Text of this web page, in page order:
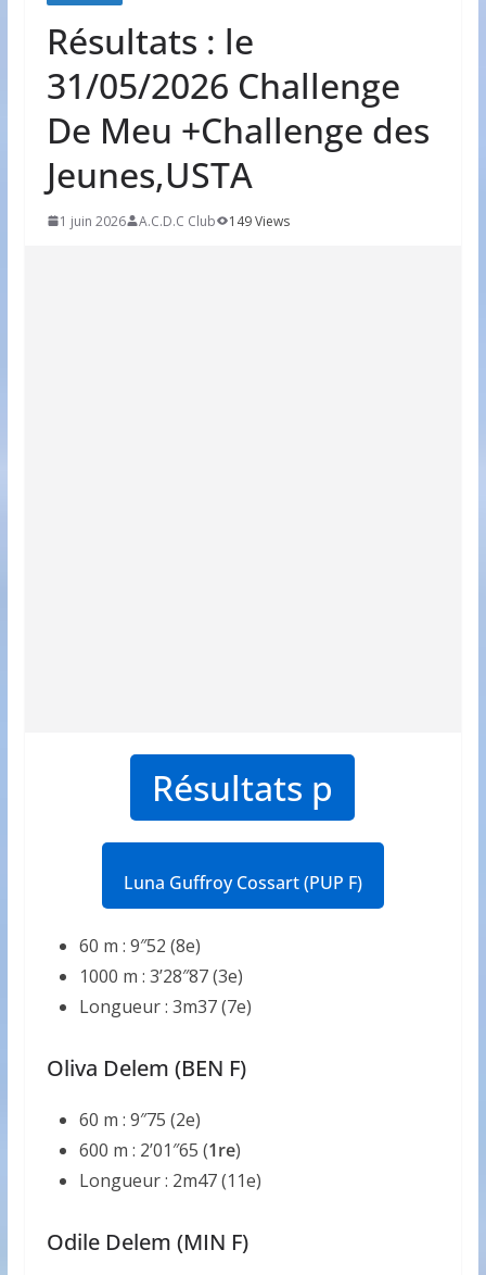
Résultats : le
31/05/2026 Challenge
De Meu +Challenge des
Jeunes,USTA
1 juin 2026 A.C.D.C Club 149 Views
Résultats p
Luna Guffroy Cossart (PUP F)
60 m : 9″52 (8e)
1000 m : 3’28″87 (3e)
Longueur : 3m37 (7e)
Oliva Delem (BEN F)
60 m : 9″75 (2e)
600 m : 2’01″65 (1re)
Longueur : 2m47 (11e)
Odile Delem (MIN F)